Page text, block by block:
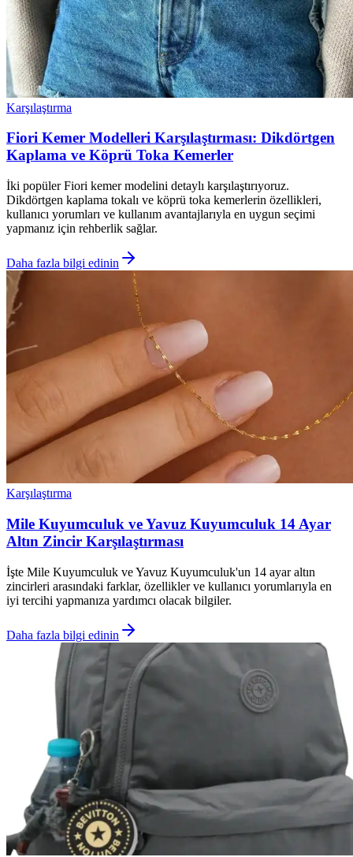
Karşılaştırma
Fiori Kemer Modelleri Karşılaştırması: Dikdörtgen
Kaplama ve Köprü Toka Kemerler
İki popüler Fiori kemer modelini detaylı karşılaştırıyoruz.
Dikdörtgen kaplama tokalı ve köprü toka kemerlerin özellikleri,
kullanıcı yorumları ve kullanım avantajlarıyla en uygun seçimi
yapmanız için rehberlik sağlar.
Daha fazla bilgi edinin
Karşılaştırma
Mile Kuyumculuk ve Yavuz Kuyumculuk 14 Ayar
Altın Zincir Karşılaştırması
İşte Mile Kuyumculuk ve Yavuz Kuyumculuk'un 14 ayar altın
zincirleri arasındaki farklar, özellikler ve kullanıcı yorumlarıyla en
iyi tercihi yapmanıza yardımcı olacak bilgiler.
Daha fazla bilgi edinin